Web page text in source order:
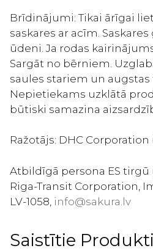
Brīdinājumi: Tikai ārīgai
saskares ar acīm.
ūdeni. Ja rodas
Sargāt no bērniem.
saules stariem un augstas
Nepietiekams uzklātā
būtiski samazina
Ražotājs: DHC Corporation
Atbildīgā persona ES tirgū
Riga-Transit Corporation,
LV-1058, info@sakura.lv
Saistītie Produkti